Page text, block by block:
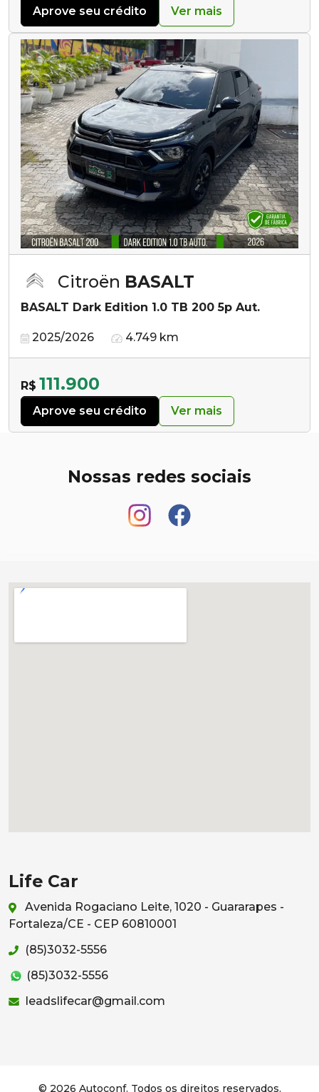
Aprove seu crédito Ver mais
Citroën BASALT
BASALT Dark Edition 1.0 TB 200 5p Aut.
2025/2026 4.749 km
R$ 111.900
Aprove seu crédito Ver mais
Nossas redes sociais
Life Car
Avenida Rogaciano Leite, 1020 - Guararapes -
Fortaleza/CE - CEP 60810001
(85)3032-5556
(85)3032-5556
leadslifecar@gmail.com
© 2026 Autoconf. Todos os direitos reservados.